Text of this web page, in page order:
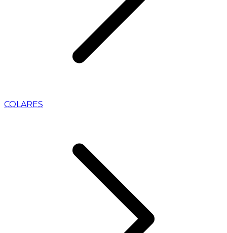
COLARES